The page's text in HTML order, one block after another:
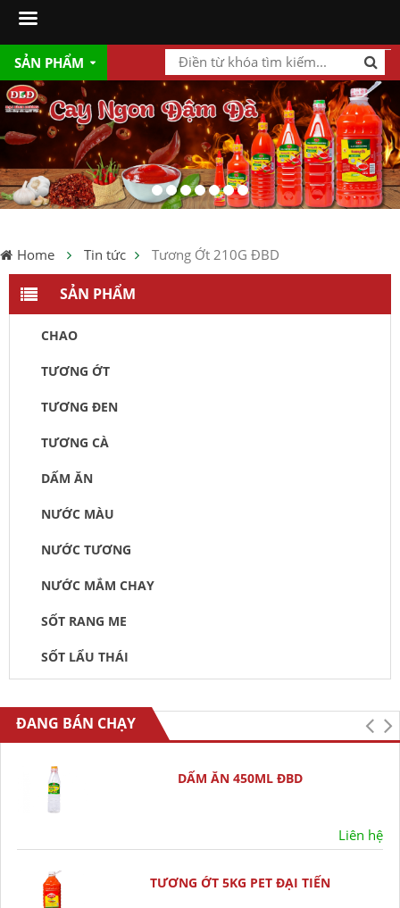
SẢN PHẨM
Home Tin tức Tương Ớt 210G ĐBD
SẢN PHẨM
CHAO
TƯƠNG ỚT
TƯƠNG ĐEN
TƯƠNG CÀ
DẤM ĂN
NƯỚC MÀU
NƯỚC TƯƠNG
NƯỚC MẮM CHAY
SỐT RANG ME
SỐT LẨU THÁI
ĐANG BÁN CHẠY
DẤM ĂN 450ML ĐBD
Liên hệ
TƯƠNG ỚT 5KG PET ĐẠI TIẾN